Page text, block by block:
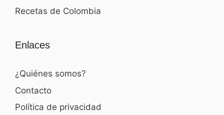
Recetas de Colombia
Enlaces
¿Quiénes somos?
Contacto
Política de privacidad